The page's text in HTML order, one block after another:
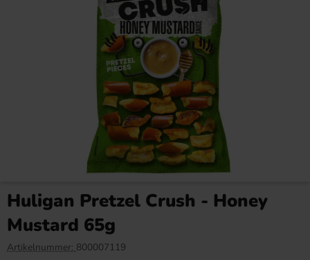
Köp
-43%
Chocolate 50g
19.90 kr
Huligan Pretzel Crush - Honey
Mustard 65g
Artikelnummer: 800007119